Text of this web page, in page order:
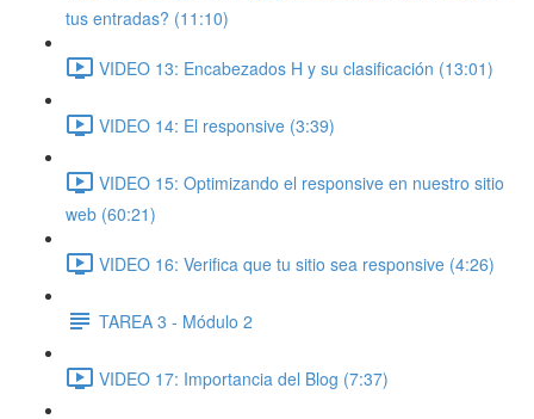
tus entradas? (11:10)
VIDEO 13: Encabezados H y su clasificación (13:01)
VIDEO 14: El responsive (3:39)
VIDEO 15: Optimizando el responsive en nuestro sitio
web (60:21)
VIDEO 16: Verifica que tu sitio sea responsive (4:26)
TAREA 3 - Módulo 2
VIDEO 17: Importancia del Blog (7:37)